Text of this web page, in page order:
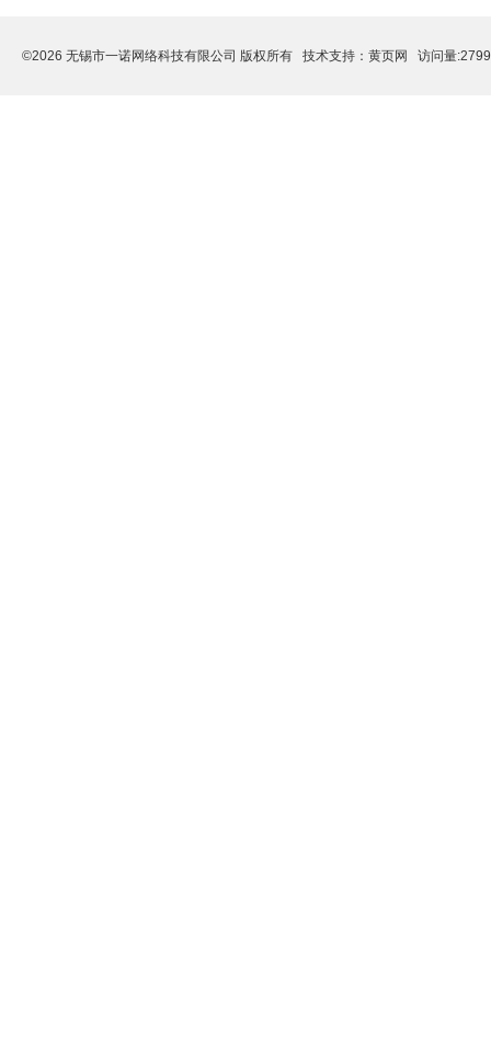
©2026 无锡市一诺网络科技有限公司 版权所有 技术支持： 黄页网 访问量